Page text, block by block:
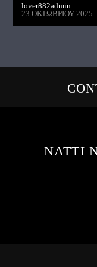
lover882admin
23 ΟΚΤΩΒΡΊΟΥ 2025
NATTI